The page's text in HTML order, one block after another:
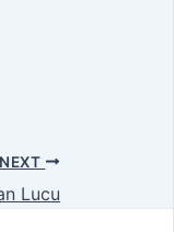
NEXT
Lucu